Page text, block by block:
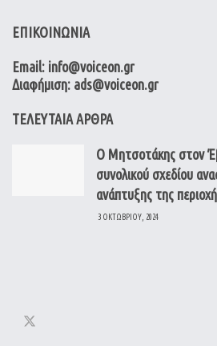
ΕΠΙΚΟΙΝΩΝΙΑ
Email: info@voiceon.gr
Διαφήμιση: ads@voiceon.gr
ΤΕΛΕΥΤΑΙΑ ΑΡΘΡΑ
Ο Μητσοτάκης στον
συνολικού σχεδίου
ανάπτυξης της
3 ΟΚΤΩΒΡΊΟΥ, 2024